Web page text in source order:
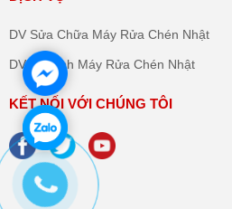
DV Sửa Chữa Máy Rửa Chén Nhật
DV Vệ Sinh Máy Rửa Chén Nhật
KẾT NỐI VỚI CHÚNG TÔI